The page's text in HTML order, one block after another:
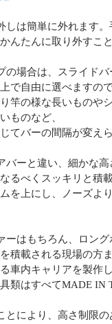
しは簡単に外れます
んたんに取り外すこ
の場合は、スライド
で自由に選べますので
竿の様な長いものや
ものなど、
てバーの間隔が変えら
バーと違い、細かな高
るべくスッキリと積
を上にし、ノーズよ
ーはもちろん、ロン
積載される現場の方
車内キャリアを製作
類はすべてMADE IN
とにより、高さ制限の